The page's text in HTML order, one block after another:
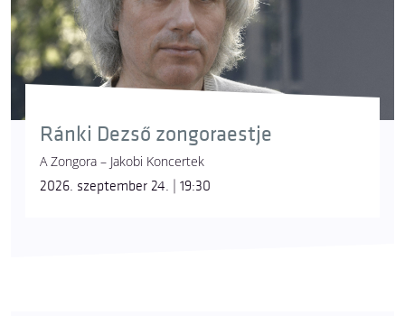
Ránki Dezső zongoraestje
A Zongora – Jakobi Koncertek
2026. szeptember 24. | 19:30